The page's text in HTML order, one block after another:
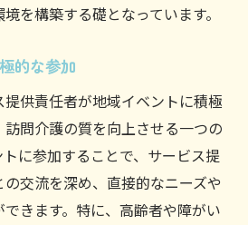
を構築する礎となっています。
的な参加
供責任者が地域イベントに積極
問介護の質を向上させる一つの
に参加することで、サービス提
交流を深め、直接的なニーズや
きます。特に、高齢者や障がい